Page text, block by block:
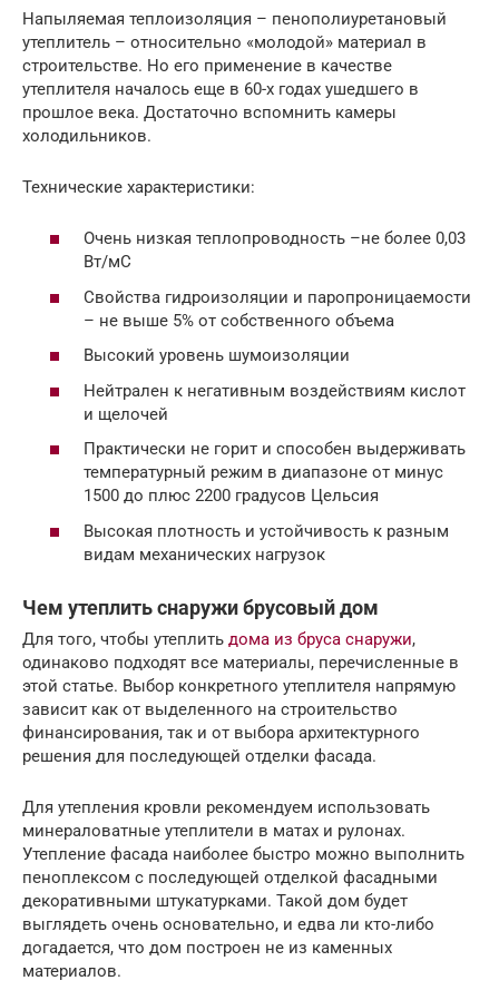
Напыляемая теплоизоляция – пенополиуретановый
утеплитель – относительно «молодой» материал в
строительстве. Но его применение в качестве
утеплителя началось еще в 60-х годах ушедшего в
прошлое века. Достаточно вспомнить камеры
холодильников.
Технические характеристики:
Очень низкая теплопроводность –не более 0,03
Вт/мС
Свойства гидроизоляции и паропроницаемости
– не выше 5% от собственного объема
Высокий уровень шумоизоляции
Нейтрален к негативным воздействиям кислот
и щелочей
Практически не горит и способен выдерживать
температурный режим в диапазоне от минус
1500 до плюс 2200 градусов Цельсия
Высокая плотность и устойчивость к разным
видам механических нагрузок
Чем утеплить снаружи брусовый дом
Для того, чтобы утеплить дома из бруса снаружи,
одинаково подходят все материалы, перечисленные в
этой статье. Выбор конкретного утеплителя напрямую
зависит как от выделенного на строительство
финансирования, так и от выбора архитектурного
решения для последующей отделки фасада.
Для утепления кровли рекомендуем использовать
минераловатные утеплители в матах и рулонах.
Утепление фасада наиболее быстро можно выполнить
пеноплексом с последующей отделкой фасадными
декоративными штукатурками. Такой дом будет
выглядеть очень основательно, и едва ли кто-либо
догадается, что дом построен не из каменных
материалов.